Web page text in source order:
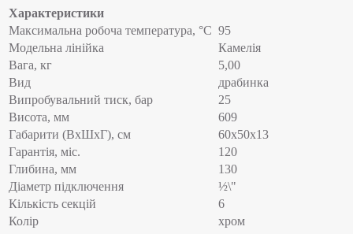
Характеристики
Максимальна робоча температура, °C 95
Модельна лінійка
Камелія
Вага, кг
5,00
Вид
драбинка
Випробувальний тиск, бар
25
Висота, мм
609
Габарити (ВхШхГ), см
60x50x13
Гарантія, міс.
120
Глибина, мм
130
Діаметр підключення
½\"
Кількість секцій
6
Колір
хром